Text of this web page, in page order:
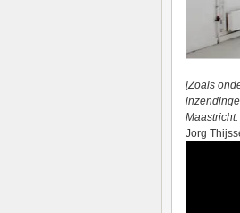
[Zoals
Jorg